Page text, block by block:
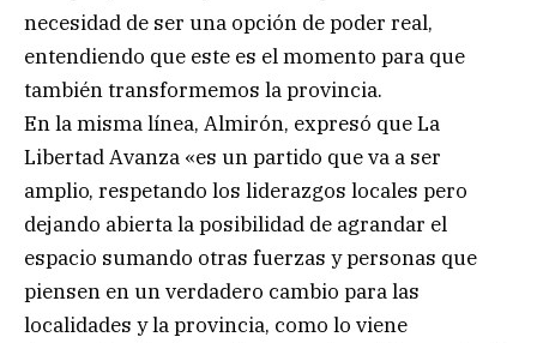
necesidad de ser una opción de poder real,
entendiendo que este es el momento para que
también transformemos la provincia.
En la misma línea, Almirón, expresó que La
Libertad Avanza «es un partido que va a ser
amplio, respetando los liderazgos locales pero
dejando abierta la posibilidad de agrandar el
espacio sumando otras fuerzas y personas que
piensen en un verdadero cambio para las
localidades y la provincia, como lo viene